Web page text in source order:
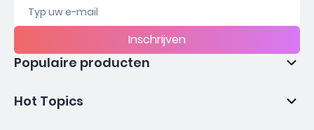
Inschrijven
Populaire producten
Hot Topics